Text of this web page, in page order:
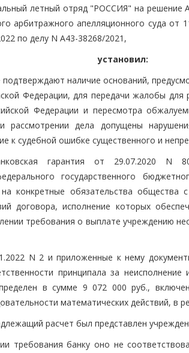
летный отряд "РОССИЯ" на решение
арбитражного апелляционного суда от
по делу N А43-38268/2021,
установил:
наличие оснований,
Федерации, для передачи жалобы
Федерации и пересмотра
дела допущены
к судебной ошибке существенного и
гарантия от 29.07.2020 N
государственного
конкретные обязательства общества
договора, исполнение которых
требования о выплате учреждению
N 2 и приложенные к нему
принципала за
в сумме 9 072 000 руб.,
математических действий, в
расчет был представлен
требования банку оно не